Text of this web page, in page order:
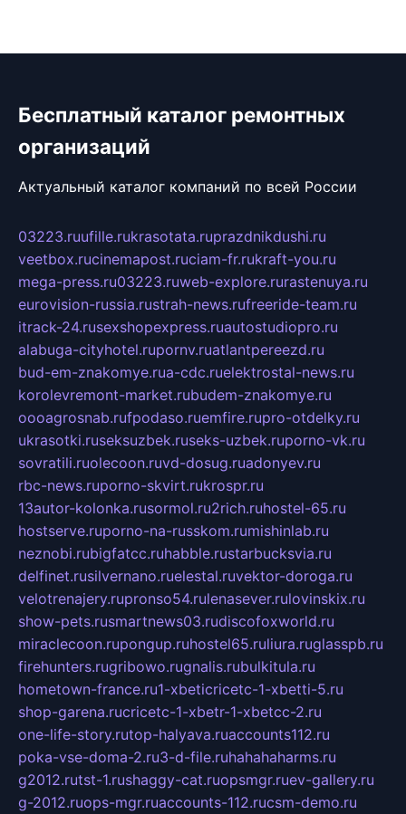
Бесплатный каталог ремонтных
организаций
Актуальный каталог компаний по всей России
03223.ruufille.rukrasotata.ruprazdnikdushi.ru
veetbox.rucinemapost.ruciam-fr.rukraft-you.ru
mega-press.ru03223.ruweb-explore.rurastenuya.ru
eurovision-russia.rustrah-news.rufreeride-team.ru
itrack-24.rusexshopexpress.ruautostudiopro.ru
alabuga-cityhotel.rupornv.ruatlantpereezd.ru
bud-em-znakomye.rua-cdc.ruelektrostal-news.ru
korolevremont-market.rubudem-znakomye.ru
oooagrosnab.rufpodaso.ruemfire.rupro-otdelky.ru
ukrasotki.ruseksuzbek.ruseks-uzbek.ruporno-vk.ru
sovratili.ruolecoon.ruvd-dosug.ruadonyev.ru
rbc-news.ruporno-skvirt.rukrospr.ru
13autor-kolonka.rusormol.ru2rich.ruhostel-65.ru
hostserve.ruporno-na-russkom.rumishinlab.ru
neznobi.rubigfatcc.ruhabble.rustarbucksvia.ru
delfinet.rusilvernano.ruelestal.ruvektor-doroga.ru
velotrenajery.rupronso54.rulenasever.rulovinskix.ru
show-pets.rusmartnews03.rudiscofoxworld.ru
miraclecoon.rupongup.ruhostel65.ruliura.ruglasspb.ru
firehunters.rugribowo.rugnalis.rubulkitula.ru
hometown-france.ru1-xbeticricetc-1-xbetti-5.ru
shop-garena.rucricetc-1-xbetr-1-xbetcc-2.ru
one-life-story.rutop-halyava.ruaccounts112.ru
poka-vse-doma-2.ru3-d-file.ruhahahaharms.ru
g2012.rutst-1.rushaggy-cat.ruopsmgr.ruev-gallery.ru
g-2012.ruops-mgr.ruaccounts-112.rucsm-demo.ru